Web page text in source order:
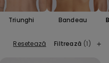
Triunghi Bandeau
Resetează Filtrează (1)